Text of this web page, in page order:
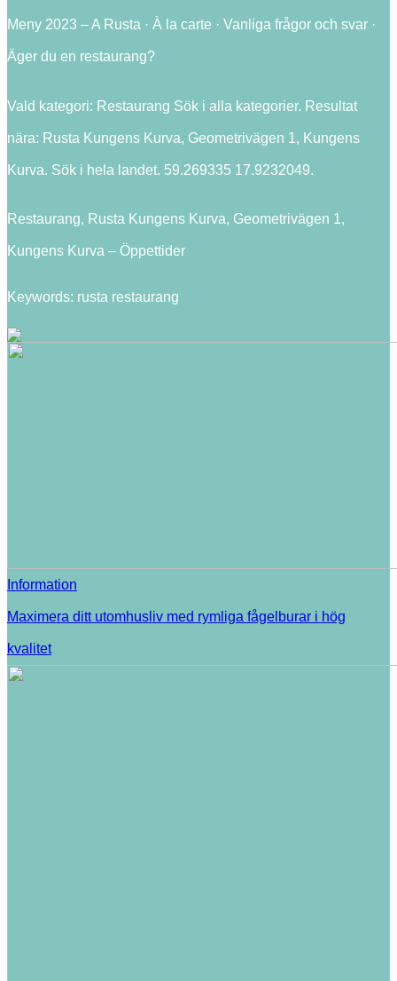
Meny 2023 – A Rusta · À la carte · Vanliga frågor och svar ·
Äger du en restaurang?
Vald kategori: Restaurang Sök i alla kategorier. Resultat
nära: Rusta Kungens Kurva, Geometrivägen 1, Kungens
Kurva. Sök i hela landet. 59.269335 17.9232049.
Restaurang, Rusta Kungens Kurva, Geometrivägen 1,
Kungens Kurva – Öppettider
Keywords: rusta restaurang
Information
Maximera ditt utomhusliv med rymliga fågelburar i hög
kvalitet